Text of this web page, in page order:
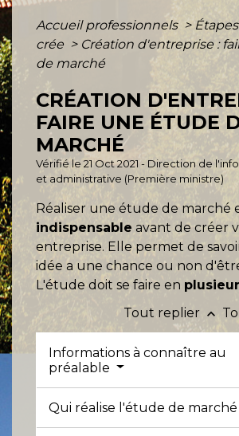
Accueil professionnels >
crée > Création d'entreprise :
de marché
CRÉATION
FAIRE UNE ÉTUDE
MARCHÉ
Vérifié le 21 Oct 2021 - Direction de
et administrative (Première ministre)
Réaliser une étude de marché
indispensable avant de créer
entreprise. Elle permet de
idée a une chance ou non
L'étude doit se faire en
Tout replier keyboard_arrow_up
Informations à connaître au
préalable
Qui réalise l'étude de marché